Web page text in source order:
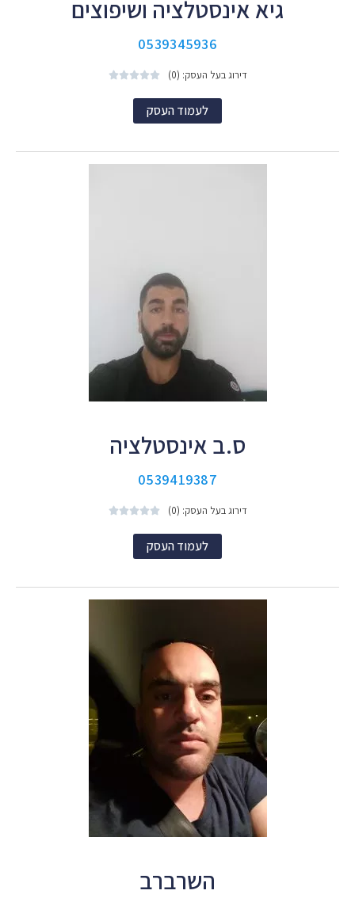
גיא אינסטלציה ושיפוצים
0539345936
דירוג בעל העסק: (0) 




לעמוד העסק
ס.ב אינסטלציה
0539419387
דירוג בעל העסק: (0) 




לעמוד העסק
השרברב